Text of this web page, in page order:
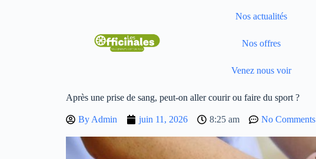
Nos actualités
Nos offres
Venez nous voir
Après une prise de sang, peut-on aller courir ou faire du sport ?
By Admin juin 11, 2026 8:25 am No Comments